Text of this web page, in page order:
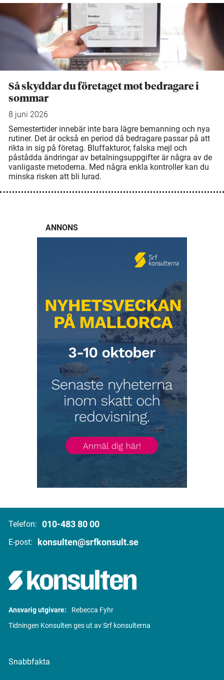
Så skyddar du företaget mot bedragare i
sommar
8 juni 2026
Semestertider innebär inte bara lägre bemanning och nya
rutiner. Det är också en period då bedragare passar på att
rikta in sig på företag. Bluffakturor, falska mejl och
påstådda ändringar av betalningsuppgifter är några av de
vanligaste metoderna. Med några enkla kontroller kan du
minska risken att bli lurad.
ANNONS
Telefon: 010-483 80 00
E-post: konsulten@srfkonsult.se
Ansvarig utgivare:
Rebecca Fyhr
Tidningen Konsulten ges ut av Srf konsulterna
Snabbfakta